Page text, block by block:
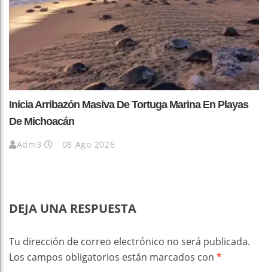
Inicia Arribazón Masiva De Tortuga Marina En Playas
De Michoacán
Adm3 08 Ago 2026
DEJA UNA RESPUESTA
Tu dirección de correo electrónico no será publicada.
Los campos obligatorios están marcados con *